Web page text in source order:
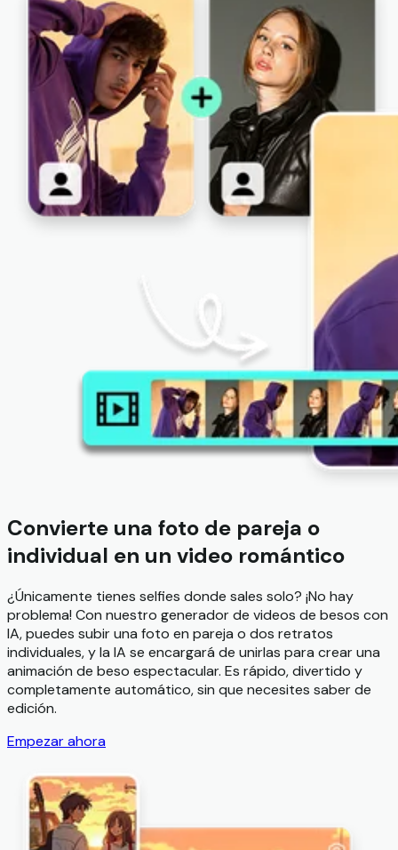
Convierte una foto de pareja o
individual en un video romántico
¿Únicamente tienes selfies donde sales solo? ¡No hay
problema! Con nuestro generador de videos de besos con
IA, puedes subir una foto en pareja o dos retratos
individuales, y la IA se encargará de unirlas para crear una
animación de beso espectacular. Es rápido, divertido y
completamente automático, sin que necesites saber de
edición.
Empezar ahora